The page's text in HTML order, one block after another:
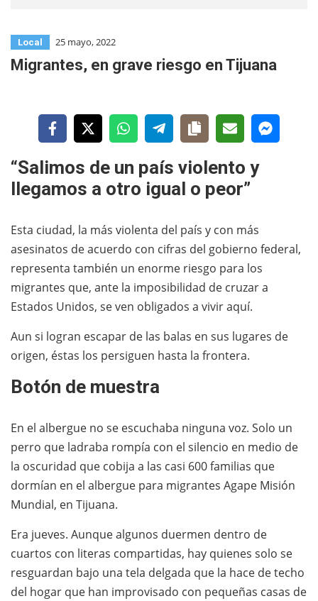
Local 25 mayo, 2022
Migrantes, en grave riesgo en Tijuana
“Salimos de un país violento y
llegamos a otro igual o peor”
Esta ciudad, la más violenta del país y con más
asesinatos de acuerdo con cifras del gobierno federal,
representa también un enorme riesgo para los
migrantes que, ante la imposibilidad de cruzar a
Estados Unidos, se ven obligados a vivir aquí.
Aun si logran escapar de las balas en sus lugares de
origen, éstas los persiguen hasta la frontera.
Botón de muestra
En el albergue no se escuchaba ninguna voz. Solo un
perro que ladraba rompía con el silencio en medio de
la oscuridad que cobija a las casi 600 familias que
dormían en el albergue para migrantes Agape Misión
Mundial, en Tijuana.
Era jueves. Aunque algunos duermen dentro de
cuartos con literas compartidas, hay quienes solo se
resguardan bajo una tela delgada que la hace de techo
del hogar que han improvisado con pequeñas casas de